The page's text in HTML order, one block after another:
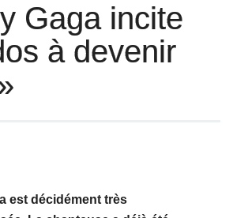
Gaga incite
à devenir
est décidément très